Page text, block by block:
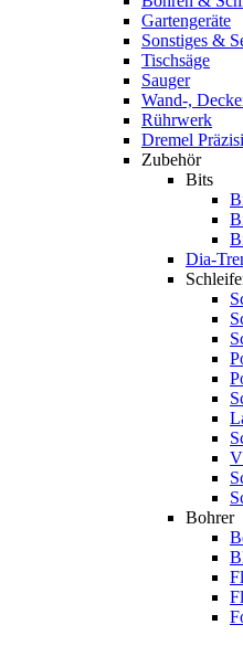
Gartengeräte
Sonstiges &
Tischsäge
Sauger
Wand-,
Rührwerk
Dremel
Zubehör
Bits
Dia-
Bohrer